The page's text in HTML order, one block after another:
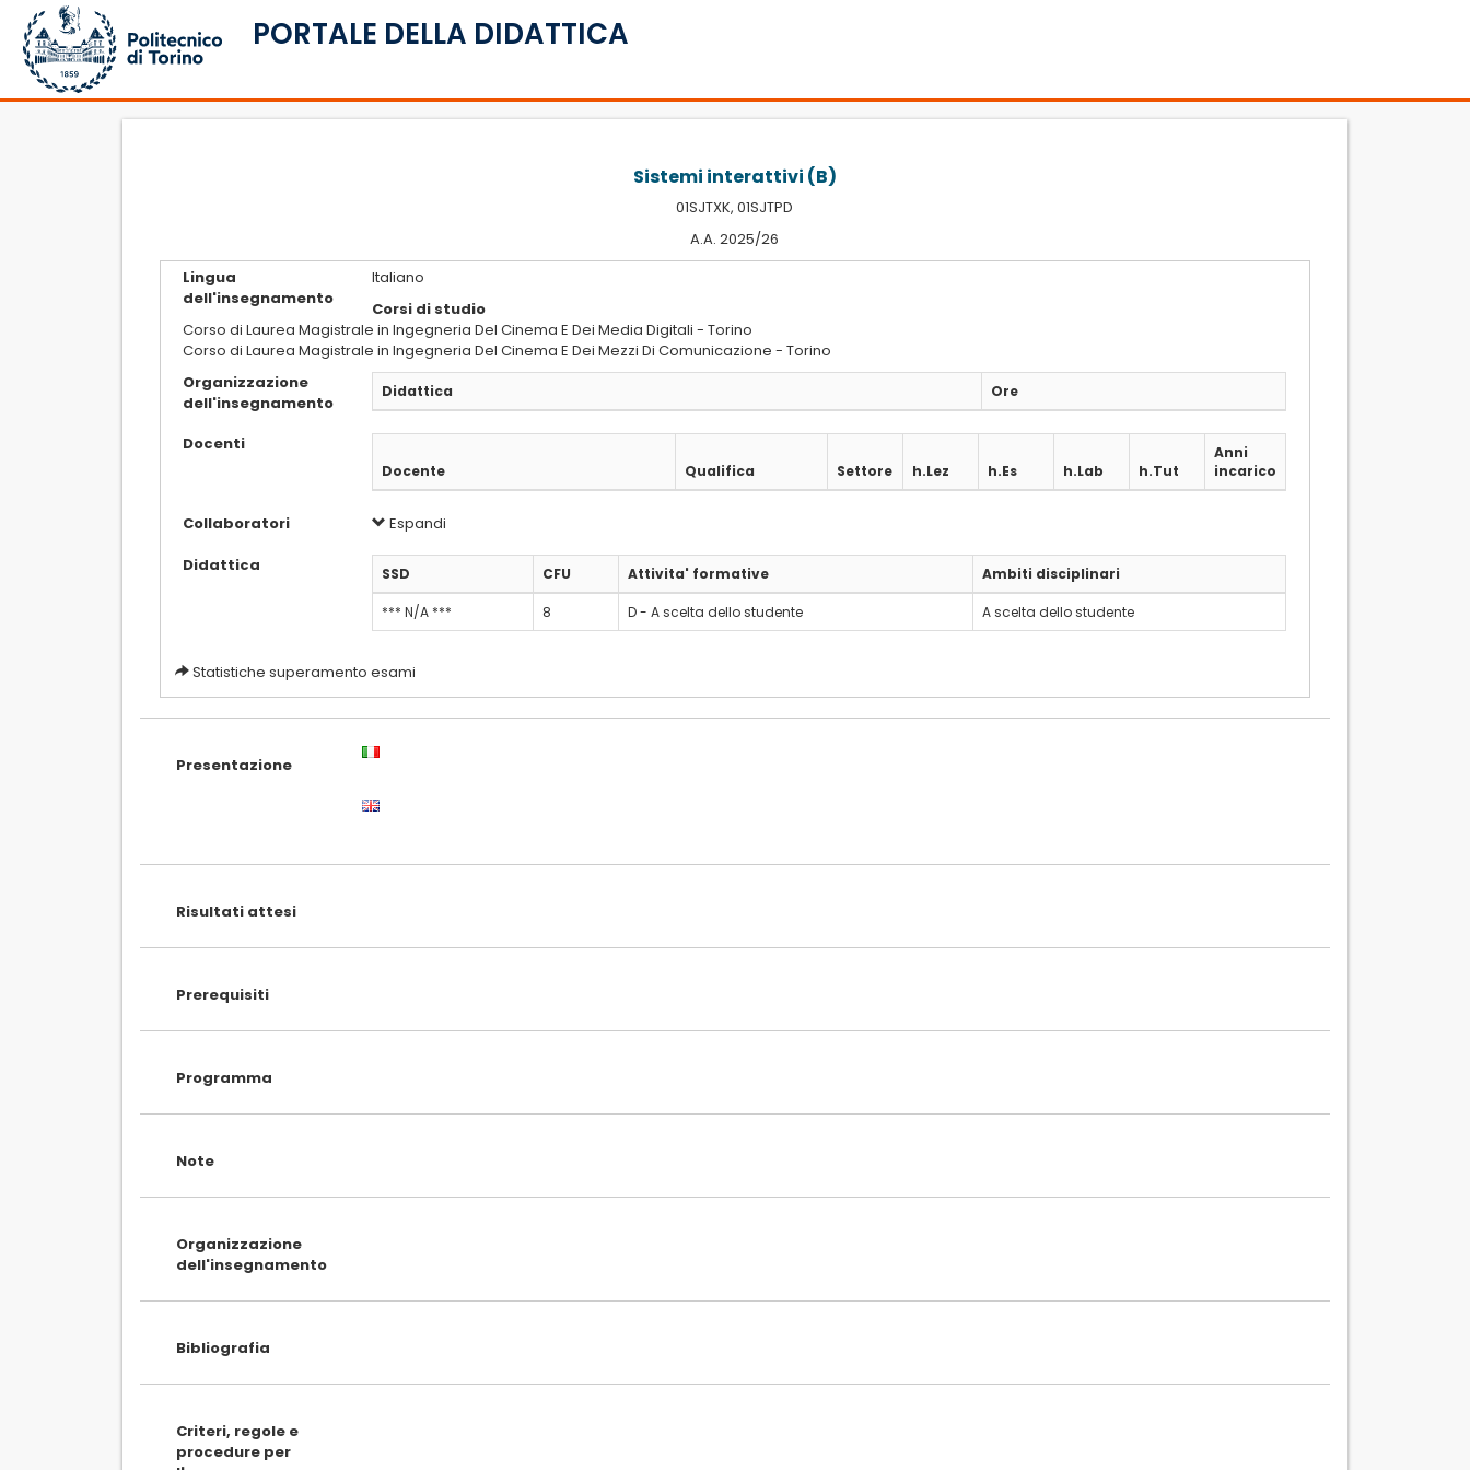
PORTALE DELLA DIDATTICA
Sistemi interattivi (B)
01SJTXK, 01SJTPD
A.A. 2025/26
Lingua
dell'insegnamento
Italiano
Corsi di studio
Corso di Laurea Magistrale in Ingegneria Del Cinema E Dei Media Digitali - Torino
Corso di Laurea Magistrale in Ingegneria Del Cinema E Dei Mezzi Di Comunicazione - Torino
Organizzazione
dell'insegnamento
Didattica Ore
Docenti
Docente Qualifica Settore h.Lez h.Es h.Lab h.Tut
Anni
incarico
Collaboratori
Espandi
Didattica
SSD CFU Attivita' formative Ambiti disciplinari
*** N/A *** 8 D - A scelta dello studente A scelta dello studente
Statistiche superamento esami
Presentazione
Risultati attesi
Prerequisiti
Programma
Note
Organizzazione
dell'insegnamento
Bibliografia
Criteri, regole e
procedure per